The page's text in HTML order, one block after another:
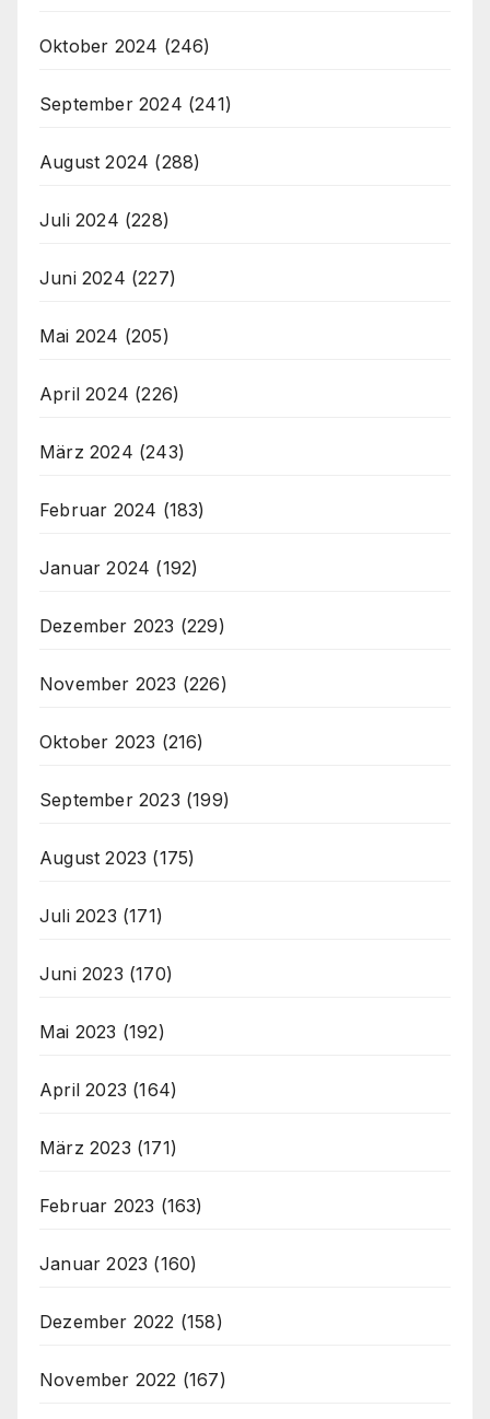
Oktober 2024 (246)
September 2024 (241)
August 2024 (288)
Juli 2024 (228)
Juni 2024 (227)
Mai 2024 (205)
April 2024 (226)
März 2024 (243)
Februar 2024 (183)
Januar 2024 (192)
Dezember 2023 (229)
November 2023 (226)
Oktober 2023 (216)
September 2023 (199)
August 2023 (175)
Juli 2023 (171)
Juni 2023 (170)
Mai 2023 (192)
April 2023 (164)
März 2023 (171)
Februar 2023 (163)
Januar 2023 (160)
Dezember 2022 (158)
November 2022 (167)